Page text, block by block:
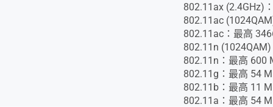
802.11ax (2.4GHz)
802.11ac
802.11ac：最高
802.11n
802.11n：最高 600
802.11g：最高 54
802.11b：最高 11
802.11a：最高 54